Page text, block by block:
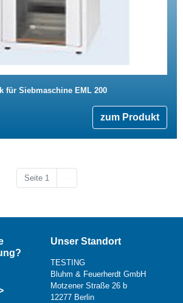
für Siebmaschine EML 200
zum Produkt
Seite 1
Unser Standort
TESTING
Bluhm & Feuerherdt GmbH
Motzener Straße 26 b
12277 Berlin